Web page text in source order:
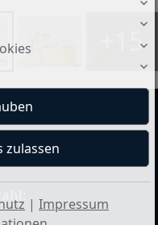
+15
106 m²
| Impressum